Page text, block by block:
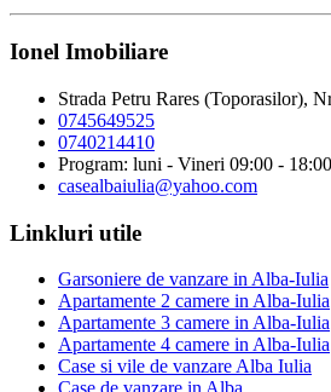
Ionel Imobiliare
Strada Petru Rares (Toporasilor),
0745649525
0740214410
Program: luni - Vineri 09:00 - 18:00
casealbaiulia@yahoo.com
Linkluri utile
Garsoniere de vanzare in Alba-Iulia
Apartamente 2 camere in Alba-Iulia
Apartamente 3 camere in Alba-Iulia
Apartamente 4 camere in Alba-Iulia
Case si vile de vanzare Alba Iulia